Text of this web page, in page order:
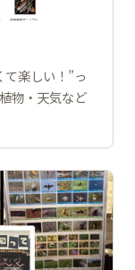
楽しい！”っ
物・天気など